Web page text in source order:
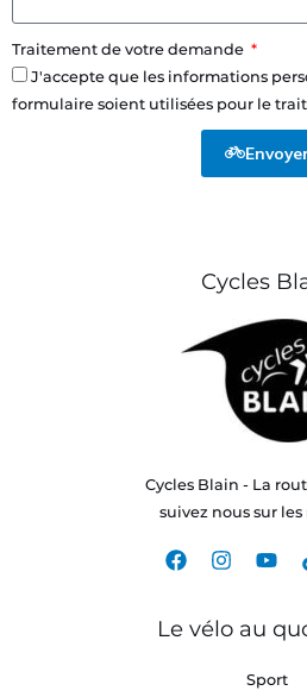
Traitement de votre demande
J'accepte que les informations
formulaire soient utilisées pour le
Cycles
Cycles Blain - La
suivez nous sur les
Le vélo au
Sport